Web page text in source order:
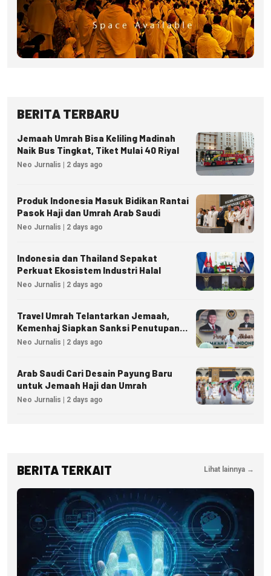
BERITA TERBARU
Jemaah Umrah Bisa Keliling Madinah
Naik Bus Tingkat, Tiket Mulai 40 Riyal
Neo Jurnalis | 2 days ago
Produk Indonesia Masuk Bidikan Rantai
Pasok Haji dan Umrah Arab Saudi
Neo Jurnalis | 2 days ago
Indonesia dan Thailand Sepakat
Perkuat Ekosistem Industri Halal
Neo Jurnalis | 2 days ago
Travel Umrah Telantarkan Jemaah,
Kemenhaj Siapkan Sanksi Penutupan
Izin hingga Pidana
Neo Jurnalis | 2 days ago
Arab Saudi Cari Desain Payung Baru
untuk Jemaah Haji dan Umrah
Neo Jurnalis | 2 days ago
BERITA TERKAIT Lihat lainnya →